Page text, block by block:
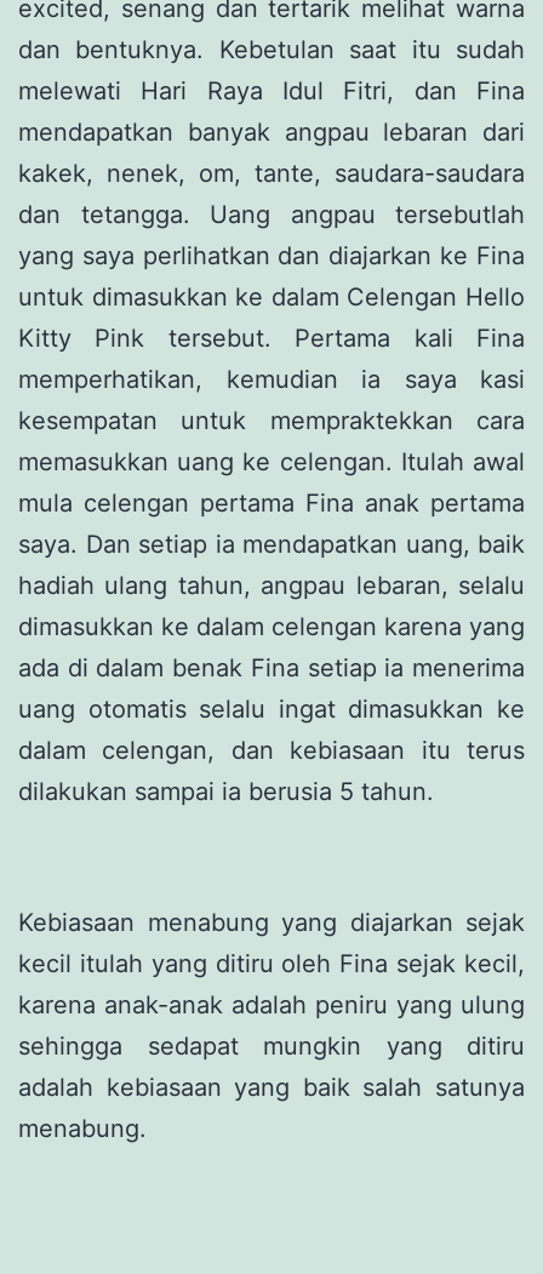
excited, senang dan tertarik melihat warna
dan bentuknya. Kebetulan saat itu sudah
melewati Hari Raya Idul Fitri, dan Fina
mendapatkan banyak angpau lebaran dari
kakek, nenek, om, tante, saudara-saudara
dan tetangga. Uang angpau tersebutlah
yang saya perlihatkan dan diajarkan ke Fina
untuk dimasukkan ke dalam Celengan Hello
Kitty Pink tersebut. Pertama kali Fina
memperhatikan, kemudian ia saya kasi
kesempatan untuk mempraktekkan cara
memasukkan uang ke celengan. Itulah awal
mula celengan pertama Fina anak pertama
saya. Dan setiap ia mendapatkan uang, baik
hadiah ulang tahun, angpau lebaran, selalu
dimasukkan ke dalam celengan karena yang
ada di dalam benak Fina setiap ia menerima
uang otomatis selalu ingat dimasukkan ke
dalam celengan, dan kebiasaan itu terus
dilakukan sampai ia berusia 5 tahun.
Kebiasaan menabung yang diajarkan sejak
kecil itulah yang ditiru oleh Fina sejak kecil,
karena anak-anak adalah peniru yang ulung
sehingga sedapat mungkin yang ditiru
adalah kebiasaan yang baik salah satunya
menabung.